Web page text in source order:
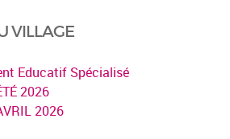
VILLAGE
Educatif Spécialisé
2026
2026